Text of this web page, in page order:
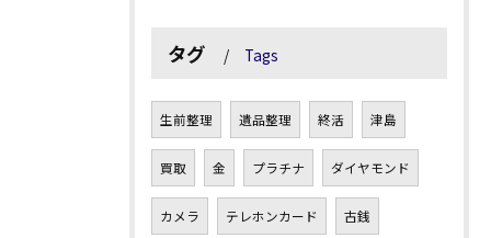
タグ Tags
生前整理 遺品整理 終活 津島
買取 金 プラチナ ダイヤモンド
カメラ テレホンカード 古銭